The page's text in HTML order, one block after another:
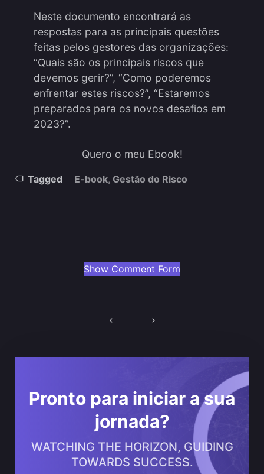
Neste documento encontrará as
respostas para as principais questões
feitas pelos gestores das organizações:
“Quais são os principais riscos que
devemos gerir?”, “Como poderemos
enfrentar estes riscos?”, “Estaremos
preparados para os novos desafios em
2023?”.
Quero o meu Ebook!
Tagged E-book, Gestão do Risco
Show Comment Form
artigos
Pronto para iniciar a sua
jornada?
WATCHING THE HORIZON, GUIDING
TOWARDS SUCCESS.